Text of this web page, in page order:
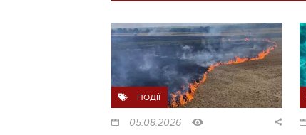
ПОДІЇ
05.08.2026